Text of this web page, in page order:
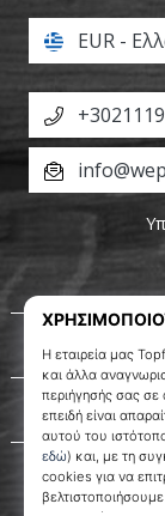
Σχετικά μ'
EUR -